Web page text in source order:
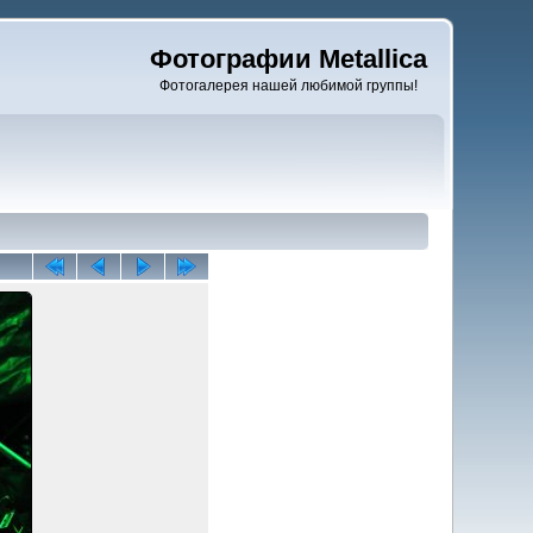
Фотографии Metallica
Фотогалерея нашей любимой группы!